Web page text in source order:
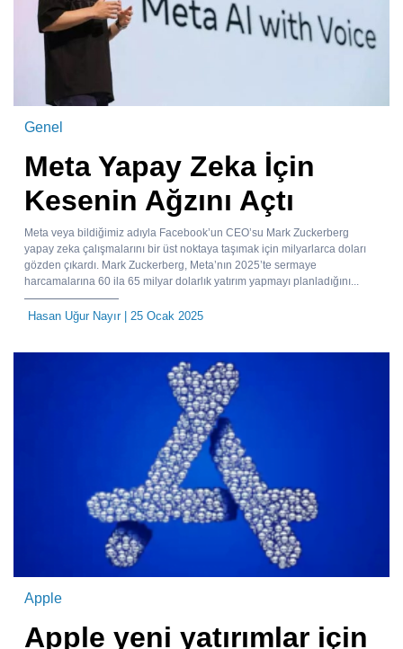
Genel
Meta Yapay Zeka İçin
Kesenin Ağzını Açtı
Meta veya bildiğimiz adıyla Facebook’un CEO’su Mark Zuckerberg
yapay zeka çalışmalarını bir üst noktaya taşımak için milyarlarca doları
gözden çıkardı. Mark Zuckerberg, Meta’nın 2025’te sermaye
harcamalarına 60 ila 65 milyar dolarlık yatırım yapmayı planladığını...
Hasan Uğur Nayır| 25 Ocak 2025
Apple
Apple yeni yatırımlar için